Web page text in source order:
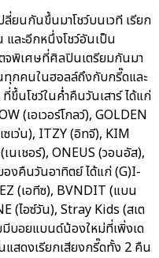
ยนกันขึ้นมาโชว์บนเวที เรียก
ละอีกหนึ่งโชว์อันเป็น
จพิเศษที่ศิลปินเตรียมกันมา
ทุกคนในฮอลล์ถึงกับกรี๊ดและ
นโชว์ในค่ำคืนวันเสาร์ ได้แก่
(เอเวอร์โกลว์), GOLDEN
เว่น), ITZY (อิทจี), KIM
นเชอร์), ONEUS (วอนอัส),
องคืนวันอาทิตย์ ได้แก่ (G)I-
(เอทีซ), BVNDIT (แบน
(ไอซ์วัน), Stray Kids (สเต
ยมีบอยแบนด์น้องใหม่ที่เพิ่งเด
สดงเรียกเสียงกรี๊ดทั้ง 2 คืน